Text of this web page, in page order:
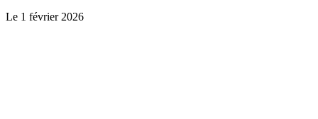
Le 1 février 2026